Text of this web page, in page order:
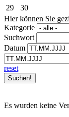
29
30
Hier können Sie
Kategorie
Suchwort
Datum
reset
Es wurden keine